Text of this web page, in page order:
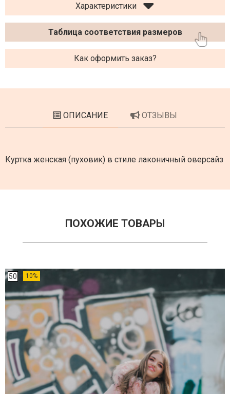
Характеристики
Таблица соответствия размеров
Как оформить заказ?
ОПИСАНИЕ ОТЗЫВЫ
Куртка женская (пуховик) в стиле лаконичный оверсайз
ПОХОЖИЕ ТОВАРЫ
10%
50